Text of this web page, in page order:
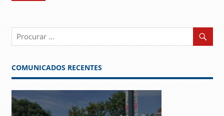
COMUNICADOS RECENTES